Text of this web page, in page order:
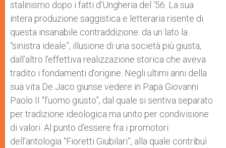
stalinismo dopo i fatti d’Ungheria del ‘56. La sua
intera produzione saggistica e letteraria risente di
questa insanabile contraddizione: da un lato la
“sinistra ideale”, illusione di una società più giusta,
dall’altro l’effettiva realizzazione storica che aveva
tradito i fondamenti d’origine. Negli ultimi anni della
sua vita De Jaco giunse vedere in Papa Giovanni
Paolo II “l’uomo giusto”, dal quale si sentiva separato
per tradizione ideologica ma unito per condivisione
di valori. Al punto d’essere fra i promotori
dell’antologia “Fioretti Giubilari”, alla quale contribuì